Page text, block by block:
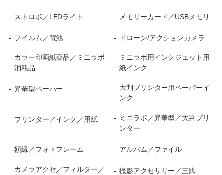
ストロボ／LEDライト メモリーカード／USBメモリ
フイルム／電池 ドローン/アクションカメラ
カラー印画紙薬品／ミニラボ
消耗品
ミニラボ用インクジェット用
紙インク
昇華型ペーパー
大判プリンター用ペーパーイ
ンク
プリンター／インク／用紙
ミニラボ／昇華型／大判プリ
ンター
額縁／フォトフレーム アルバム／ファイル
カメラアクセ／フィルター／
撮影アクセサリー／三脚